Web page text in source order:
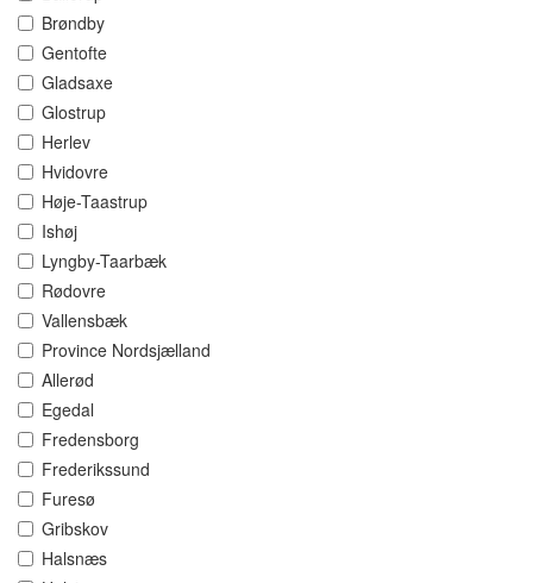
Brøndby
Gentofte
Gladsaxe
Glostrup
Herlev
Hvidovre
Høje-Taastrup
Ishøj
Lyngby-Taarbæk
Rødovre
Vallensbæk
Province Nordsjælland
Allerød
Egedal
Fredensborg
Frederikssund
Furesø
Gribskov
Halsnæs